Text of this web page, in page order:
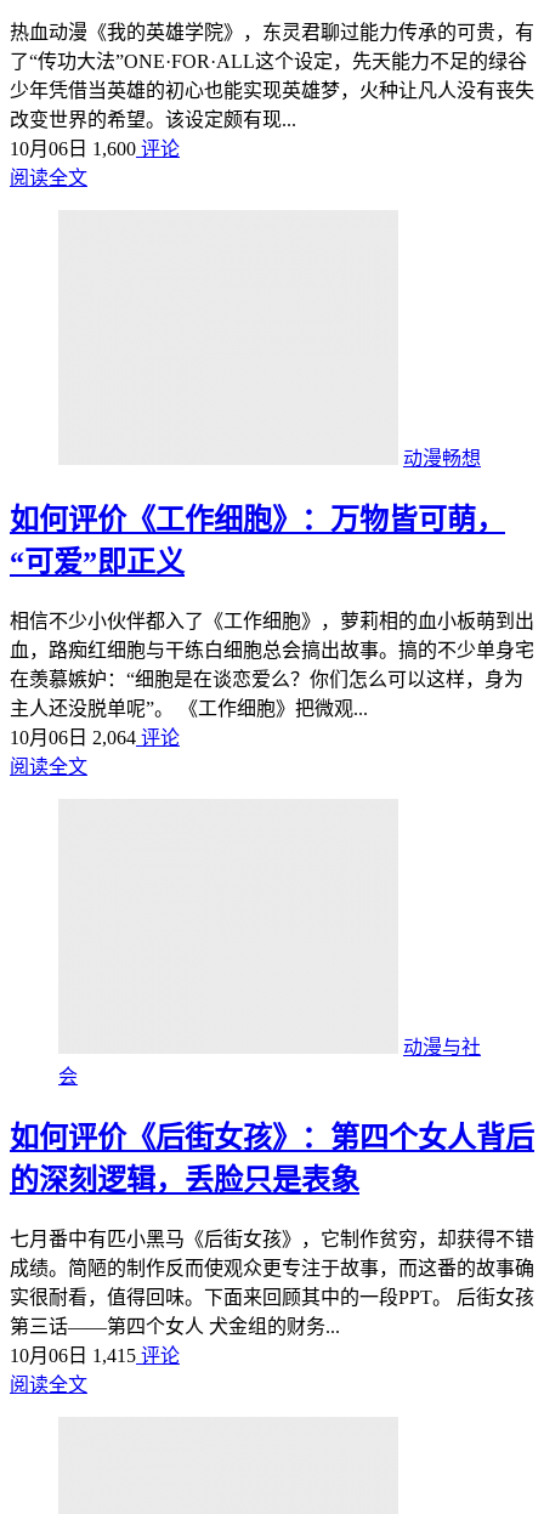
热血动漫《我的英雄学院》，东灵君聊过能力传承的可贵，有
了“传功大法”ONE·FOR·ALL这个设定，先天能力不足的绿谷
少年凭借当英雄的初心也能实现英雄梦，火种让凡人没有丧失
改变世界的希望。该设定颇有现...
10月06日 1,600 评论
阅读全文
动漫畅想
如何评价《工作细胞》：万物皆可萌，
“可爱”即正义
相信不少小伙伴都入了《工作细胞》，萝莉相的血小板萌到出
血，路痴红细胞与干练白细胞总会搞出故事。搞的不少单身宅
在羡慕嫉妒：“细胞是在谈恋爱么？你们怎么可以这样，身为
主人还没脱单呢”。 《工作细胞》把微观...
10月06日 2,064 评论
阅读全文
动漫与社
会
如何评价《后街女孩》：第四个女人背后
的深刻逻辑，丢脸只是表象
七月番中有匹小黑马《后街女孩》，它制作贫穷，却获得不错
成绩。简陋的制作反而使观众更专注于故事，而这番的故事确
实很耐看，值得回味。下面来回顾其中的一段PPT。 后街女孩
第三话——第四个女人 犬金组的财务...
10月06日 1,415 评论
阅读全文